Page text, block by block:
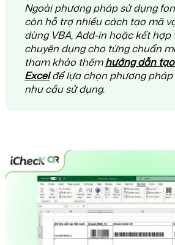
Ngoài phương pháp sử dụng
còn hỗ trợ nhiều cách tạo mã
dùng VBA, Add-in hoặc kết
chuyên dụng cho từng chuẩn
tham khảo thêmhướng dẫn
Excelđể lựa chọn phương pháp
nhu cầu sử dụng.